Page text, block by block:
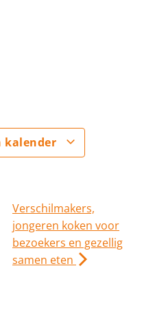
kalender
Verschilmakers,
jongeren koken voor
bezoekers en gezellig
samen eten